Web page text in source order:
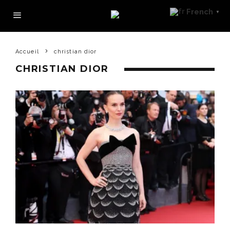
Accueil christian dior
CHRISTIAN DIOR
French ▼